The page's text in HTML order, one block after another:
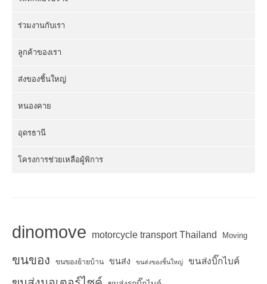
ร่วมงานกับเรา
ลูกค้าของเรา
ส่งของชิ้นใหญ่
หนองคาย
อุดรธานี
โครงการช่วยเหลือผู้พิการ
dinomove motorcycle transport Thailand Moving
ขนของ ขนของย้ายบ้าน ขนส่ง ขนส่งของชิ้นใหญ่ ขนส่งบิ๊กไบค์